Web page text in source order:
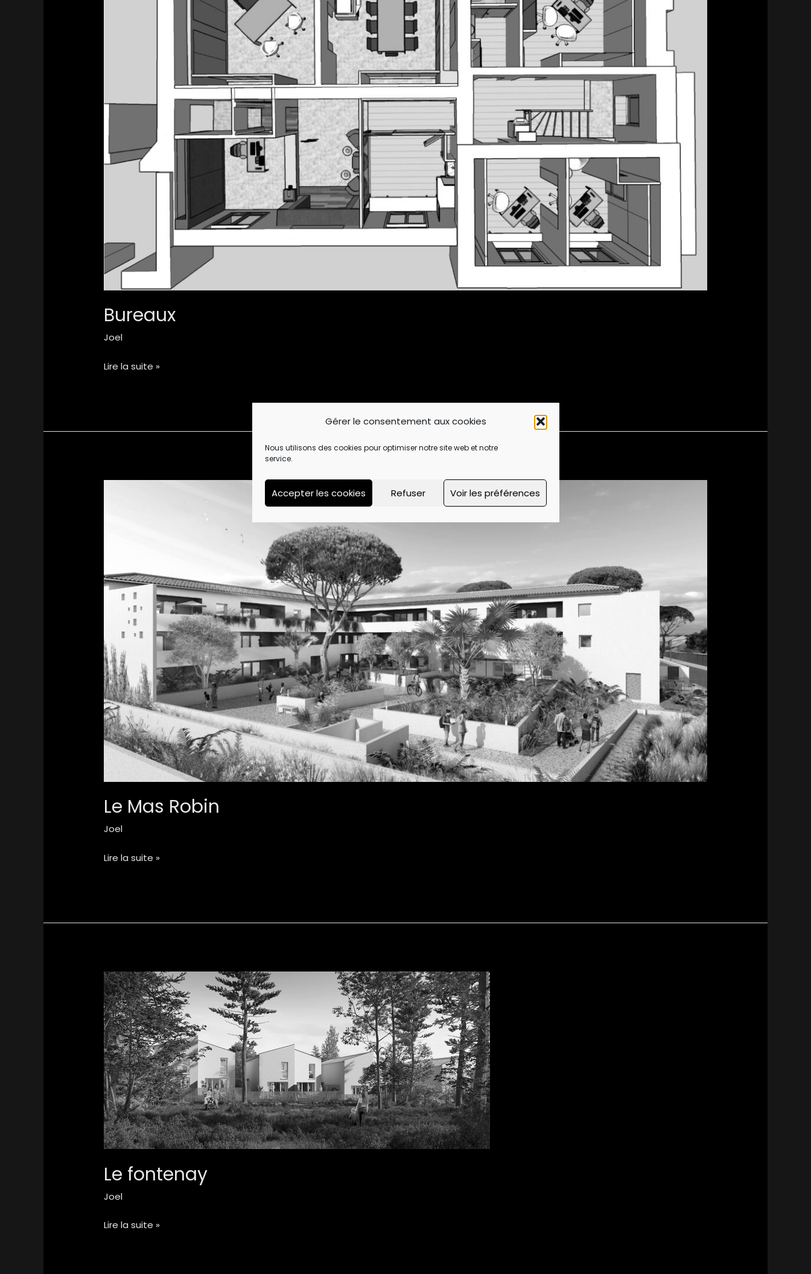
Gérer le consentement aux cookies
Nous utilisons des cookies pour optimiser notre site web et notre
service.
Accepter les cookies Refuser Voir les préférences
Bureaux
Joel
Lire la suite »
Le Mas Robin
Joel
Lire la suite »
Le fontenay
Joel
Le
fontenay
Lire la suite »